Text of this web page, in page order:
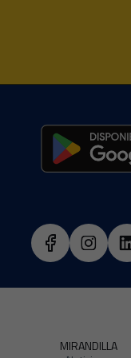
MIRANDILLA